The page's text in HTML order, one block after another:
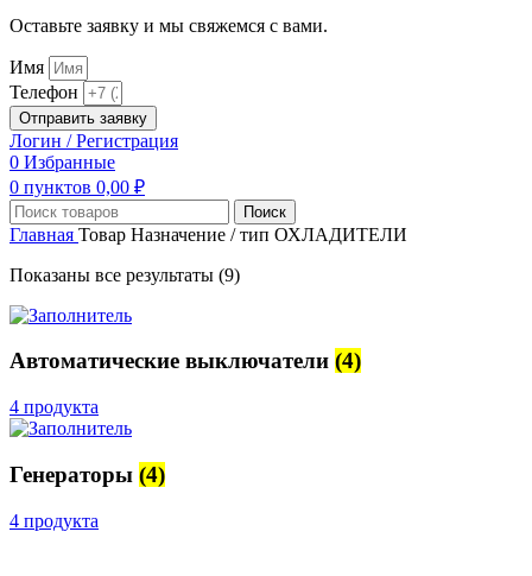
Оставьте заявку и мы свяжемся с вами.
Имя
Телефон
Отправить заявку
Логин / Регистрация
0 Избранные
0 пунктов 0,00 ₽
Поиск
Главная Товар Назначение / тип ОХЛАДИТЕЛИ
Показаны все результаты (9)
Автоматические выключатели (4)
4 продукта
Генераторы (4)
4 продукта